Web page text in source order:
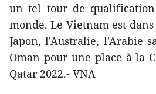
un tel tour de
monde. Le Vietnam est
Japon, l'Australie, l'Arabie
Oman pour une place à la
Qatar 2022.- VNA